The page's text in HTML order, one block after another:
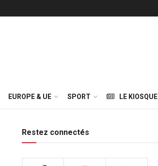
EUROPE & UE SPORT LE KIOSQUE
Restez connectés